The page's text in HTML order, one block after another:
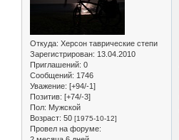
Откуда: Херсон таврические степи
Зарегистрирован: 13.04.2010
Приглашений: 0
Сообщений: 1746
Уважение: [+94/-1]
Позитив: [+74/-3]
Пол: Мужской
Возраст: 50 [1975-10-12]
Провел на форуме: